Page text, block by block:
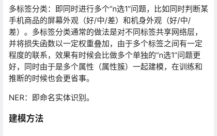
多标签分类：即同时进行多个“n选1”问题，比如同时判断某
手机商品的屏幕外观（好/中/差）和机身外观（好/中/
差）。多标签分类通常的做法是对不同标签共享网络层，
并将损失函数以一定权重叠加，由于多个标签之间有一定
程度的联系，效果有时候会比做多个单独的“n选1”问题更
好，同时由于是多个属性（属性簇）一起建模，在训练和
推断的时候也会更省事。
NER：即命名实体识别。
建模方法